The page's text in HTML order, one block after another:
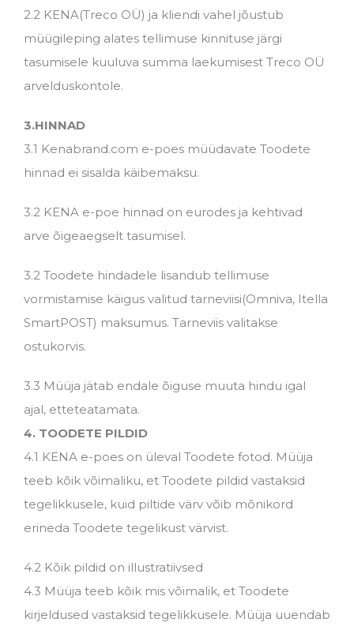
2.2 KENA(Treco OÜ) ja kliendi vahel jõustub
müügileping alates tellimuse kinnituse järgi
tasumisele kuuluva summa laekumisest Treco OÜ
arvelduskontole.
3.HINNAD
3.1 Kenabrand.com e-poes müüdavate Toodete
hinnad ei sisalda käibemaksu.
3.2 KENA e-poe hinnad on eurodes ja kehtivad
arve õigeaegselt tasumisel.
3.2 Toodete hindadele lisandub tellimuse
vormistamise käigus valitud tarneviisi(Omniva, Itella
SmartPOST) maksumus. Tarneviis valitakse
ostukorvis.
3.3 Müüja jätab endale õiguse muuta hindu igal
ajal, etteteatamata.
4. TOODETE PILDID
4.1 KENA e-poes on üleval Toodete fotod. Müüja
teeb kõik võimaliku, et Toodete pildid vastaksid
tegelikkusele, kuid piltide värv võib mõnikord
erineda Toodete tegelikust värvist.
4.2 Kõik pildid on illustratiivsed
4.3 Müüja teeb kõik mis võimalik, et Toodete
kirjeldused vastaksid tegelikkusele. Müüja uuendab